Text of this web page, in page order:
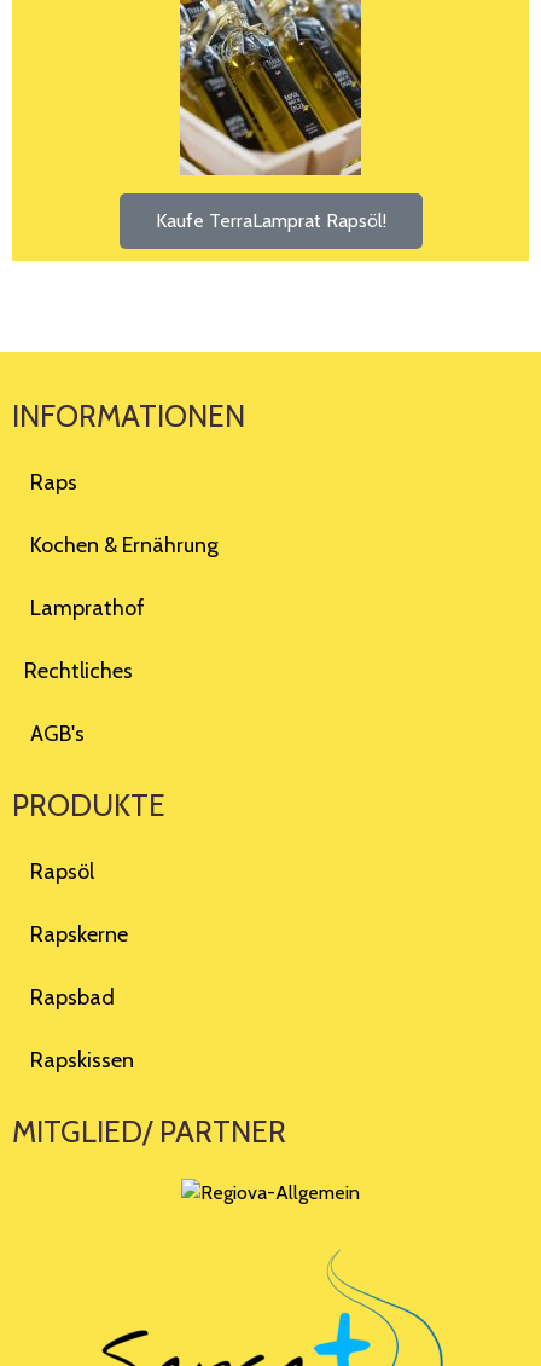
Kaufe TerraLamprat Rapsöl!
INFORMATIONEN
Raps
Kochen & Ernährung
Lamprathof
Rechtliches
AGB's
PRODUKTE
Rapsöl
Rapskerne
Rapsbad
Rapskissen
MITGLIED/ PARTNER